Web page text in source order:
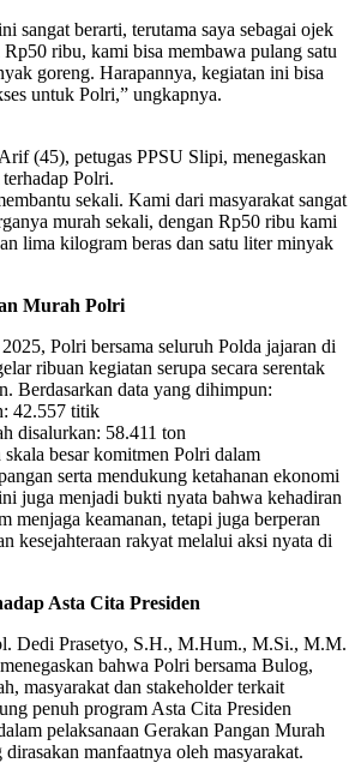
sangat berarti, terutama saya sebagai ojek
ribu, kami bisa membawa pulang satu
goreng. Harapannya, kegiatan ini bisa
untuk Polri,” ungkapnya.
(45), petugas PPSU Slipi, menegaskan
Polri.
sekali. Kami dari masyarakat sangat
murah sekali, dengan Rp50 ribu kami
lima kilogram beras dan satu liter minyak
Murah Polri
Polri bersama seluruh Polda jajaran di
ribuan kegiatan serupa secara serentak
Berdasarkan data yang dihimpun:
42.557 titik
disalurkan: 58.411 ton
besar komitmen Polri dalam
serta mendukung ketahanan ekonomi
juga menjadi bukti nyata bahwa kehadiran
menjaga keamanan, tetapi juga berperan
kesejahteraan rakyat melalui aksi nyata di
Asta Cita Presiden
Dedi Prasetyo, S.H., M.Hum., M.Si., M.M.
bahwa Polri bersama Bulog,
masyarakat dan stakeholder terkait
penuh program Asta Cita Presiden
pelaksanaan Gerakan Pangan Murah
manfaatnya oleh masyarakat.